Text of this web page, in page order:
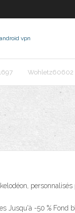
vpn
Wohletz60602
Jusqu'à -50 %